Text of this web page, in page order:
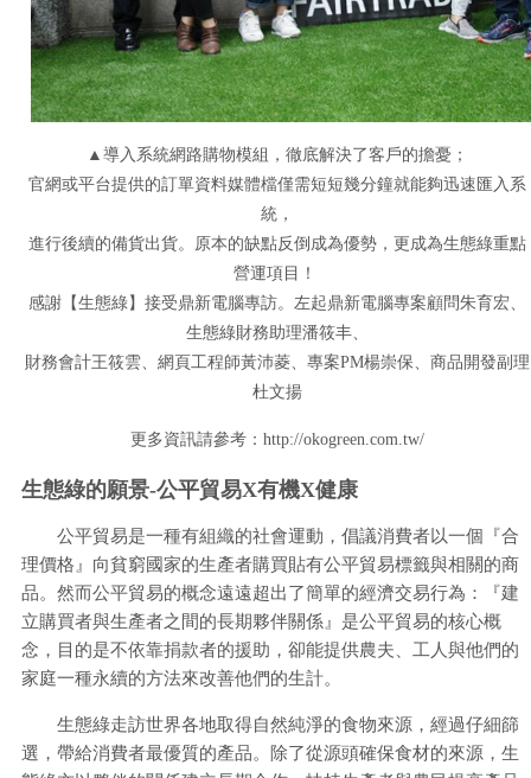
▲導入系統網路購物模組，徹底解決了客戶的擔憂；
官網或平台提供的訂單資料媒體檔僅需短短幾分鐘就能夠迅速匯入系
統，
進行後續的備貨出貨。原本的缺點反倒成為優勢，更成為生態綠重點
營運項目！
感謝【生態綠】接受鼎新電腦專訪。左起鼎新電腦專案顧問朱育宏、
生態綠財務助理潘筱丰、
財務會計王筱雲、網頁工程師黃沛菱、專案PM楊崇保、商品開發副理
杜文揚
更多資訊請參考：http://okogreen.com.tw/
生態綠的願景-公平貿易X有機X健康
公平貿易是一種有組織的社會運動，倡議消費者以一個『合
理價格』向貧窮國家的生產者購買貼有公平貿易標籤與相關的商
品。然而公平貿易的概念遠遠超出了簡單的經濟交易行為：『建
立購買者與生產者之間的長期夥伴關係』是公平貿易的核心概
念，目的是不依靠捐款者的援助，卻能提供農夫、工人與他們的
家庭一種永續的方法來改善他們的生計。
生態綠走訪世界各地取得自然純淨的食物來源，經過仔細篩
選，帶給消費者最優質的產品。除了從源頭確保食材的來源，生